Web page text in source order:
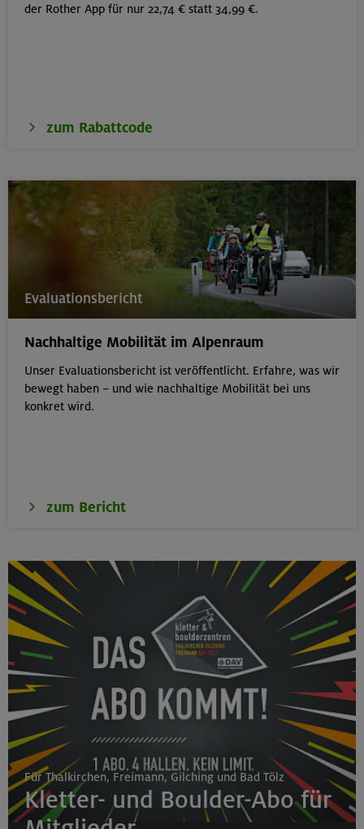
der Rother App für nur 22,74 € statt 34,99 €.
zum Rabattcode
Evaluationsbericht
Nachhaltige Mobilität im Alpenraum
Unser Evaluationsbericht ist veröffentlicht. Erfahre, was wir
bewegt haben – und wie nachhaltige Mobilität bei uns
konkret wird.
zum Bericht
Für Thalkirchen, Freimann, Gilching und Bad Tölz
Kletter- und Boulder-Abo für